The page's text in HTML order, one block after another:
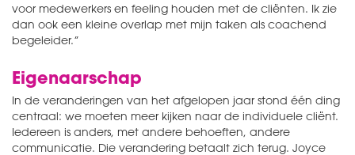
voor medewerkers en feeling houden met de cliënten. Ik zie
dan ook een kleine overlap met mijn taken als coachend
begeleider.”
Eigenaarschap
In de veranderingen van het afgelopen jaar stond één ding
centraal: we moeten meer kijken naar de individuele cliënt.
Iedereen is anders, met andere behoeften, andere
communicatie. Die verandering betaalt zich terug. Joyce